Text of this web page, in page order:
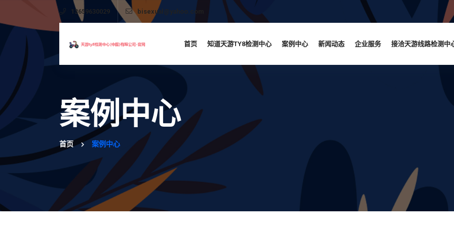
13659630029 bisexual@yahoo.com
首页 知道天游TY8检测中心 案例中心 新闻动态 企业服务 接洽天游线路检测中
案例中心
首页 案例中心